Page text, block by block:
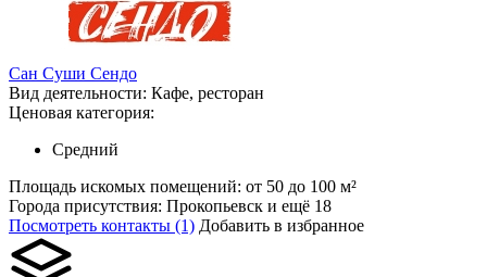
Сан Суши Сендо
Вид деятельности: Кафе, ресторан
Ценовая категория:
Средний
Площадь искомых помещений: от 50 до 100 м²
Города присутствия: Прокопьевск и ещё 18
Посмотреть контакты (1) Добавить в избранное